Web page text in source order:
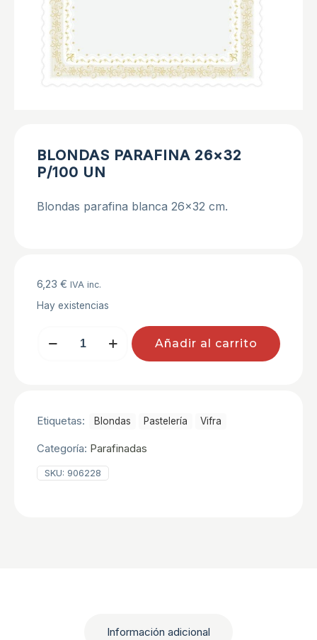
BLONDAS PARAFINA 26×32
P/100 UN
Blondas parafina blanca 26×32 cm.
6,23 € IVA inc.
Hay existencias
PARAFINA
Añadir al carrito
Etiquetas: Blondas Pastelerí­a Vifra
Categoría: Parafinadas
SKU: 906228
Información adicional